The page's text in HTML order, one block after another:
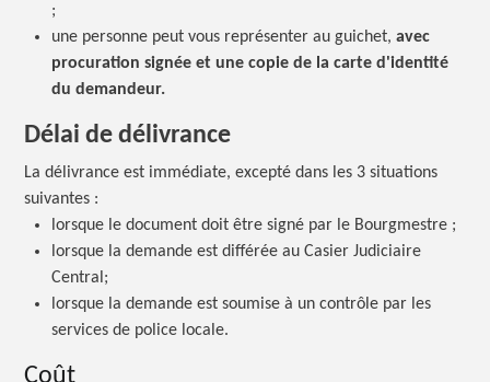
;
une personne peut vous représenter au guichet,avec
procuration signée et une copie de la carte d'identité
du demandeur.
Délai de délivrance
La délivrance est immédiate, excepté dans les 3 situations
suivantes :
lorsque le document doit être signé par le Bourgmestre ;
lorsque la demande est différée au Casier Judiciaire
Central;
lorsque la demande est soumise à un contrôle par les
services de police locale.
Coût